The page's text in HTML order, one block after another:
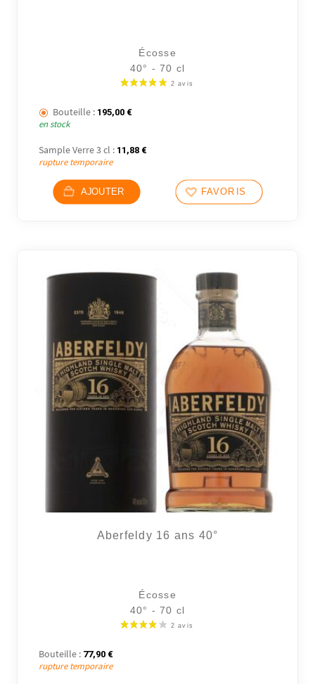
Écosse
40° - 70 cl
Bouteille : 195,00 €
en stock
Sample Verre 3 cl : 11,88 €
rupture temporaire
AJOUTER FAVORIS
Aberfeldy 16 ans 40°
Écosse
40° - 70 cl
Bouteille : 77,90 €
rupture temporaire